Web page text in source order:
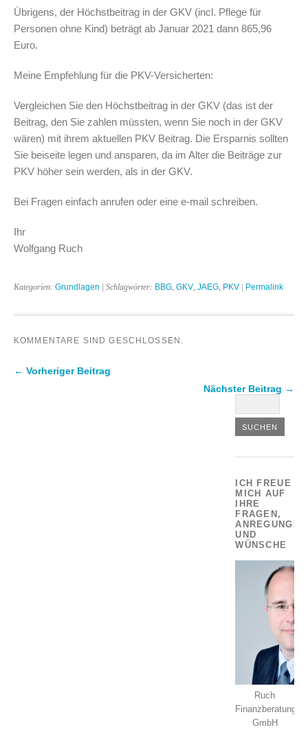
Übrigens, der Höchstbeitrag in der GKV (incl. Pflege für
Personen ohne Kind) beträgt ab Januar 2021 dann 865,96
Euro.
Meine Empfehlung für die PKV-Versicherten:
Vergleichen Sie den Höchstbeitrag in der GKV (das ist der
Beitrag, den Sie zahlen müssten, wenn Sie noch in der GKV
wären) mit ihrem aktuellen PKV Beitrag. Die Ersparnis sollten
Sie beiseite legen und ansparen, da im Alter die Beiträge zur
PKV höher sein werden, als in der GKV.
Bei Fragen einfach anrufen oder eine e-mail schreiben.
Ihr
Wolfgang Ruch
Kategorien: Grundlagen | Schlagwörter: BBG GKV JAEG PKV | Permalink
KOMMENTARE SIND GESCHLOSSEN.
← Vorheriger Beitrag
Nächster Beitrag →
ICH FREUE
MICH AUF
IHRE
FRAGEN,
ANREGUNGEN
UND
WÜNSCHE
Ruch
Finanzberatung
GmbH